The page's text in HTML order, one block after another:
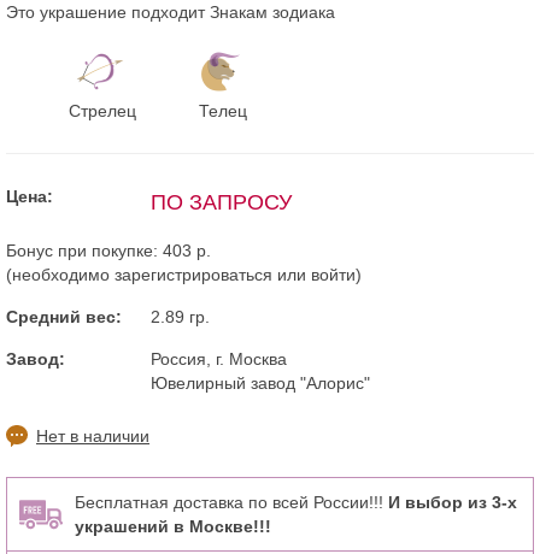
Это украшение подходит Знакам зодиака
Стрелец Телец
Цена: ПО ЗАПРОСУ
Бонус при покупке: 403 р.
(необходимо зарегистрироваться или войти)
Средний вес: 2.89 гр.
Завод:
Россия, г. Москва
Ювелирный завод "Алорис"
Нет в наличии
Бесплатная доставка по всей России!!! И выбор из 3-х
украшений в Москве!!!